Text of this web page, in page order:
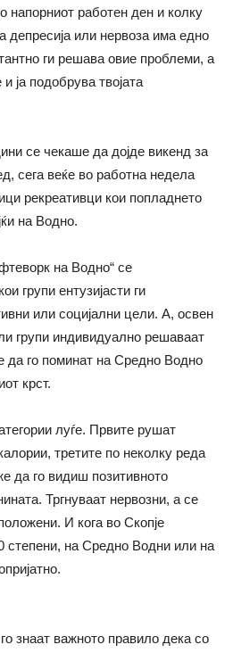
напорниот работен ден и колку
депресија или нервоза има едно
ги решава овие проблеми, а
и ја подобрува твојата
се чекаше да дојде викенд за
сега веќе во работна недела
рекреативци кои попладнето
на Водно.
на Водно“ се
групи ентузијасти ги
или социјални цели. А, освен
групи индивидуално решаваат
да го поминат на Средно Водно
крст.
луѓе. Првите рушат
третите по неколку реда
да го видиш позитивното
Тргнуваат нервозни, а се
И кога во Скопје
степени, на Средно Водни или на
знаат важното правило дека со